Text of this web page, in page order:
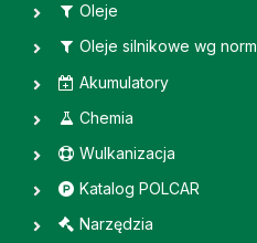
Oleje
Oleje silnikowe wg norm
Akumulatory
Chemia
Wulkanizacja
Katalog POLCAR
Narzędzia